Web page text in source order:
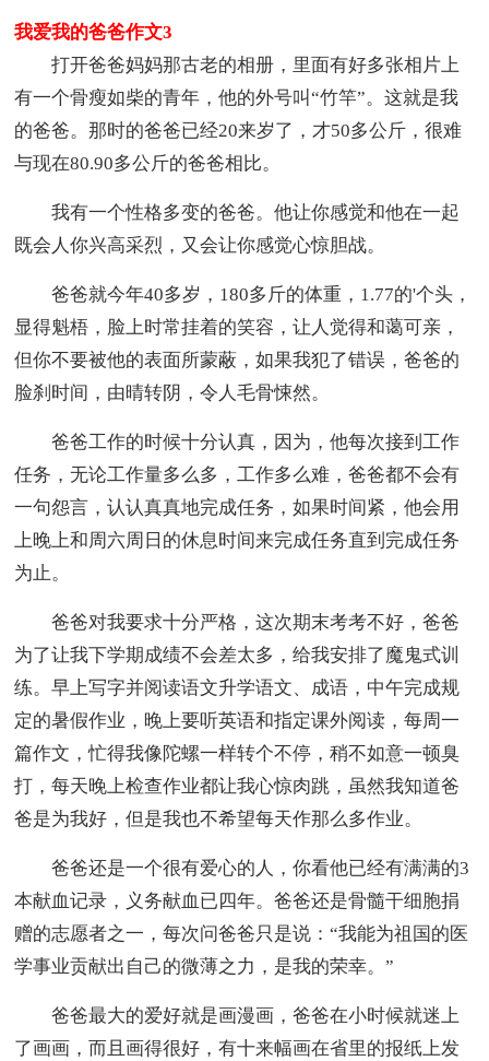
我爱我的爸爸作文3
打开爸爸妈妈那古老的相册，里面有好多张相片上
有一个骨瘦如柴的青年，他的外号叫“竹竿”。这就是我
的爸爸。那时的爸爸已经20来岁了，才50多公斤，很难
与现在80.90多公斤的爸爸相比。
我有一个性格多变的爸爸。他让你感觉和他在一起
既会人你兴高采烈，又会让你感觉心惊胆战。
爸爸就今年40多岁，180多斤的体重，1.77的'个头，
显得魁梧，脸上时常挂着的笑容，让人觉得和蔼可亲，
但你不要被他的表面所蒙蔽，如果我犯了错误，爸爸的
脸刹时间，由晴转阴，令人毛骨悚然。
爸爸工作的时候十分认真，因为，他每次接到工作
任务，无论工作量多么多，工作多么难，爸爸都不会有
一句怨言，认认真真地完成任务，如果时间紧，他会用
上晚上和周六周日的休息时间来完成任务直到完成任务
为止。
爸爸对我要求十分严格，这次期末考考不好，爸爸
为了让我下学期成绩不会差太多，给我安排了魔鬼式训
练。早上写字并阅读语文升学语文、成语，中午完成规
定的暑假作业，晚上要听英语和指定课外阅读，每周一
篇作文，忙得我像陀螺一样转个不停，稍不如意一顿臭
打，每天晚上检查作业都让我心惊肉跳，虽然我知道爸
爸是为我好，但是我也不希望每天作那么多作业。
爸爸还是一个很有爱心的人，你看他已经有满满的3
本献血记录，义务献血已四年。爸爸还是骨髓干细胞捐
赠的志愿者之一，每次问爸爸只是说：“我能为祖国的医
学事业贡献出自己的微薄之力，是我的荣幸。”
爸爸最大的爱好就是画漫画，爸爸在小时候就迷上
了画画，而且画得很好，有十来幅画在省里的报纸上发